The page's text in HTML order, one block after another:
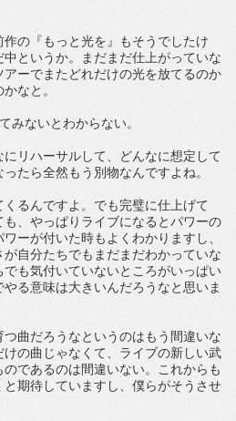
の『もっと光を』もそうでしたけ
というか。まだまだ仕上がっていな
ーでまたどれだけの光を放てるのか
なと。
みないとわからない。
リハーサルして、どんなに想定して
たら全然もう別物なんですよね。
るんですよ。でも完璧に仕上げて
も、やっぱりライブになるとパワーの
ーが付いた時もよくわかりますし、
自分たちでもまだまだわかっていな
も気付いていないところがいっぱい
る意味は大きいんだろうなと思いま
曲だろうなというのはもう間違いな
の曲じゃなくて、ライブの新しい武
であるのは間違いない。これからも
期待していますし、僕らがそうさせ